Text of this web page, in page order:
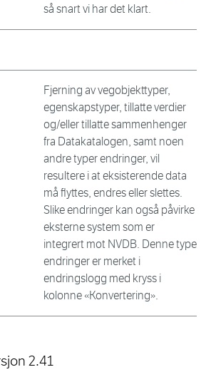
så snart vi har det klart.
Fjerning av vegobjekttyper,
egenskapstyper, tillatte verdier
og/eller tillatte sammenhenger
fra Datakatalogen, samt noen
andre typer endringer, vil
resultere i at eksisterende data
må flyttes, endres eller slettes.
Slike endringer kan også påvirke
eksterne system som er
integrert mot NVDB. Denne type
endringer er merket i
endringslogg med kryss i
kolonne «Konvertering».
2.41